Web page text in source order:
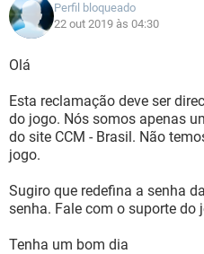
Perfil bloqueado
22 out 2019 às 04:30
Olá
Esta reclamação deve ser
do jogo. Nós somos apenas
do site CCM - Brasil. Não
jogo.
Sugiro que redefina a senha
senha. Fale com o suporte do
Tenha um bom dia